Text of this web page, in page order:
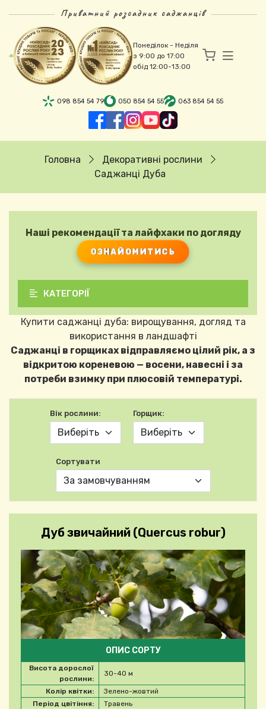
Приватний розсадник саджанців
Понеділок - Неділя
з 9:00 до 17:00
обід 12:00-13:00
098 854 54 79 050 854 54 55 063 854 54 55
Рядок навіґації
Головна
Декоративні рослини
Саджанці Дуба
Наші рекомендації та лайфхаки по догляду
ОЗНАЙОМИТИСЬ
КАТЕГОРІЇ
Купити саджанці дуба: вирощування, догляд та
використання в ландшафті
Саджанці в горщиках відправляємо цілий рік, а з
відкритою кореневою — восени, навесні і за
потреби взимку при плюсовій температурі.
Вік рослини: Горщик:
Сортувати
Дуб звичайний (Quercus robur)
ОПИС СОРТУ
Висота дорослої
рослини:
30-40 м
Колір квітки:
Зелено-жовтий
Період цвітіння:
Травень